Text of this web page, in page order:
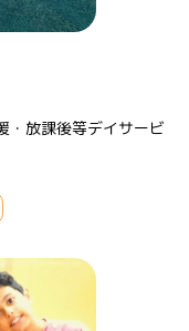
・放課後等デイサービ